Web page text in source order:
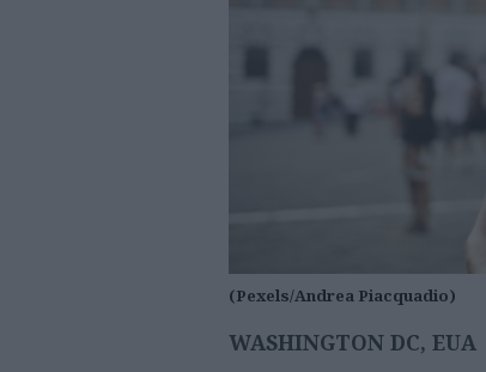
(Pexels/Andrea Piacquadio)
WASHINGTON DC, EUA